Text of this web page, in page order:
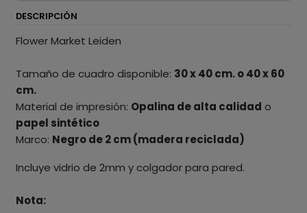
DESCRIPCIÓN
Flower Market Leiden
Tamaño de cuadro disponible: 30 x 40 cm. o 40 x 60
cm.
Material de impresión: Opalina de alta calidad o
papel sintético
Marco: Negro de 2 cm (madera reciclada)
Incluye vidrio de 2mm y colgador para pared.
Nota: